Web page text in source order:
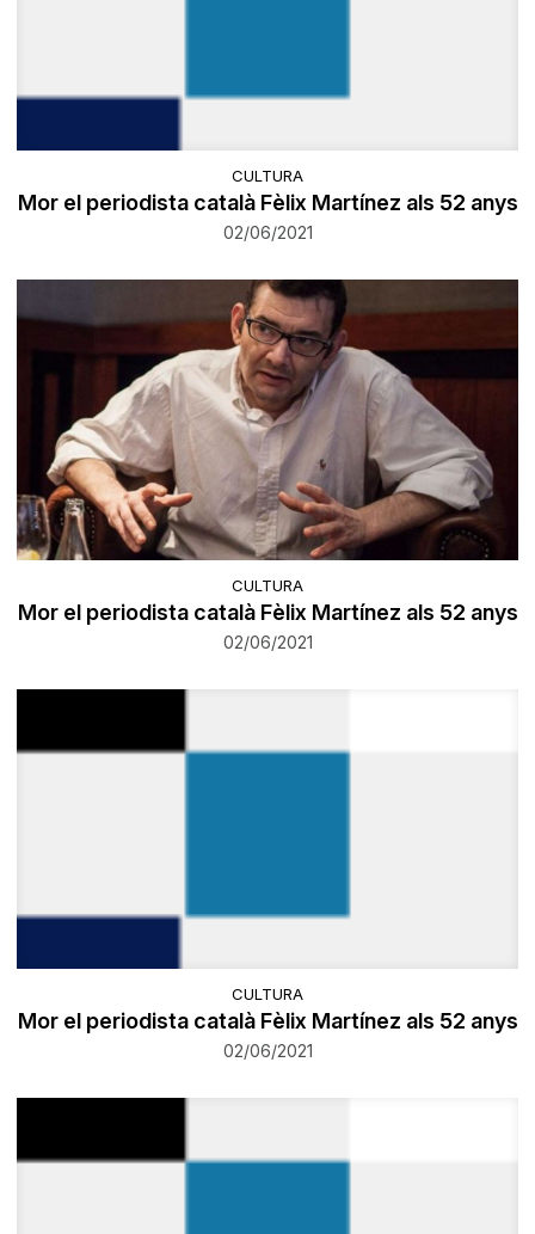
CULTURA
Mor el periodista català Fèlix Martínez als 52 anys
02/06/2021
CULTURA
Mor el periodista català Fèlix Martínez als 52 anys
02/06/2021
CULTURA
Mor el periodista català Fèlix Martínez als 52 anys
02/06/2021